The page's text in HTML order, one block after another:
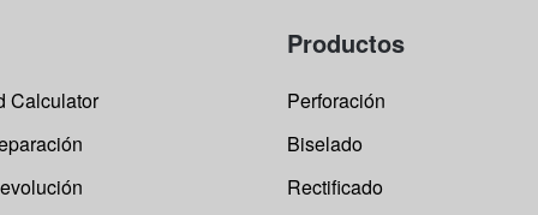
Calculator
Productos
Perforación
Biselado
Rectificado